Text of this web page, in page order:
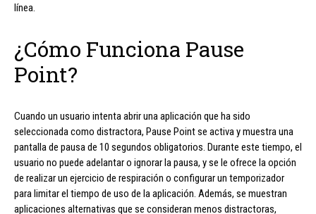
línea.
¿Cómo Funciona Pause
Point?
Cuando un usuario intenta abrir una aplicación que ha sido
seleccionada como distractora, Pause Point se activa y muestra una
pantalla de pausa de 10 segundos obligatorios. Durante este tiempo, el
usuario no puede adelantar o ignorar la pausa, y se le ofrece la opción
de realizar un ejercicio de respiración o configurar un temporizador
para limitar el tiempo de uso de la aplicación. Además, se muestran
aplicaciones alternativas que se consideran menos distractoras,